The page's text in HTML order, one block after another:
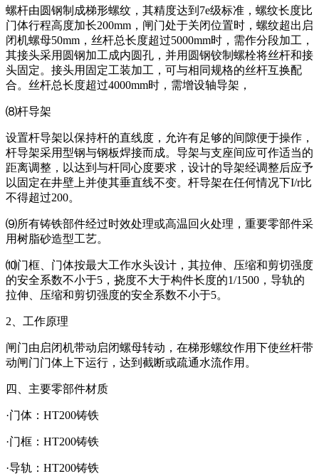
螺杆由圆钢制成梯形螺纹，其精度达到7e级标准，螺纹长度比
门体行程高度加长200mm，闸门处于关闭位置时，螺纹超出启
闭机螺母50mm，丝杆总长度超过5000mm时，需作分段加工，
其接头采用圆钢加工成内圆孔，并用圆钢铰制螺栓将丝杆和接
头固定。接头用固定工装加工，可与相同规格的丝杆互换配
合。丝杆总长度超过4000mm时，需增设轴导架，
⑻杆导架
设置杆导架以保持杆的直线度，允许有足够的间隙便于操作，
杆导架采用型钢与钢板焊接而成。导架与支座间应可作适当的
距离调整，以达到与杆同心度要求，设计的导架经调整后应予
以固定在井壁上并使其垂直线不变。杆导架在任何情况下I/r比
不得超过200。
⑼所有铸铁部件经过时效处理或高温回火处理，重要零部件采
用树脂砂造型工艺。
⑽门框、门体按最大工作水头设计，其拉伸、压缩和剪切强度
的安全系数不小于5，挠度不大于构件长度的1/1500，导轨的
拉伸、压缩和剪切强度的安全系数不小于5。
2、工作原理
闸门由启闭机带动启闭螺母转动，在梯形螺纹作用下使丝杆带
动闸门门体上下运行，达到截断或疏通水流作用。
四、主要零部件材质
·门体：HT200铸铁
·门框：HT200铸铁
·导轨：HT200铸铁